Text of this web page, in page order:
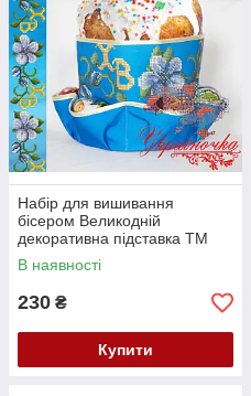
Набір для вишивання
бісером Великодній
декоративна підставка ТМ
Україночка 004-ПФ
В наявності
230 ₴
Купити